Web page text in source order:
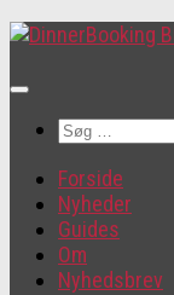
Søg
Forside
Nyheder
Guides
Om
Nyhedsbrev